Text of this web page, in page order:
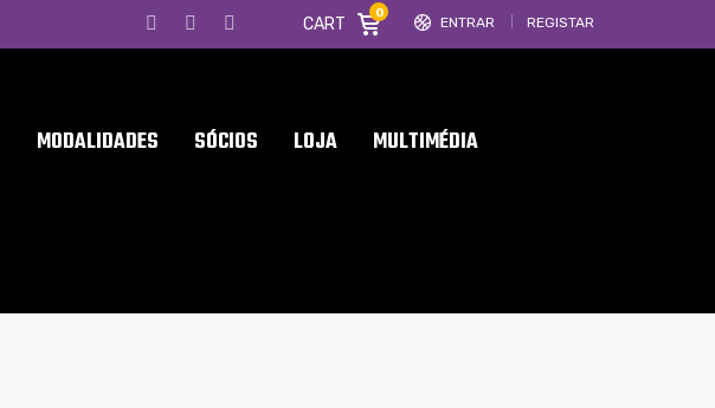
ENTRAR REGISTAR
CART
0
MODALIDADES SÓCIOS LOJA MULTIMÉDIA